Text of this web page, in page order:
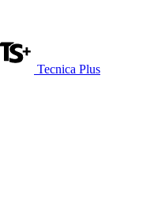
Tecnica Plus